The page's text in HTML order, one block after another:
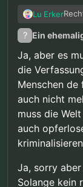
Lu Erker
und
das
wir
? Ein
Ja, aber es
die
Menschen
auch nicht
muss die
auch
Ja, sorry
Solange kein